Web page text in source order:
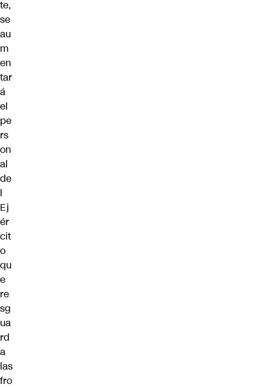
te,
se
au
m
en
tar
á
el
pe
rs
on
al
de
l
Ej
ér
cit
o
qu
e
re
sg
ua
rd
a
las
fro